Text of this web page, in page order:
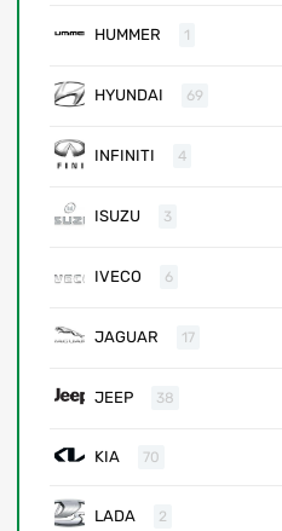
HUMMER 1
HYUNDAI 69
INFINITI 4
ISUZU 3
IVECO 6
JAGUAR 17
JEEP 38
KIA 70
LADA 2